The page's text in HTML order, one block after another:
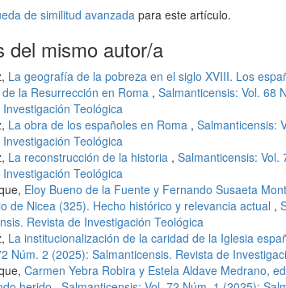
de similitud avanzada para este artículo.
mismo autor/a
La geografía de la pobreza en el siglo XVIII. Los
la Resurrección en Roma , Salmanticensis: Vol. 68
Teológica
La obra de los españoles en Roma , Salmanticensis:
Teológica
La reconstrucción de la historia , Salmanticensis: Vol.
Teológica
Eloy Bueno de la Fuente y Fernando Susaeta
de Nicea (325). Hecho histórico y relevancia actual ,
Revista de Investigación Teológica
La institucionalización de la caridad de la Iglesia
Núm. 2 (2025): Salmanticensis. Revista de
Carmen Yebra Robira y Estela Aldave Medrano,